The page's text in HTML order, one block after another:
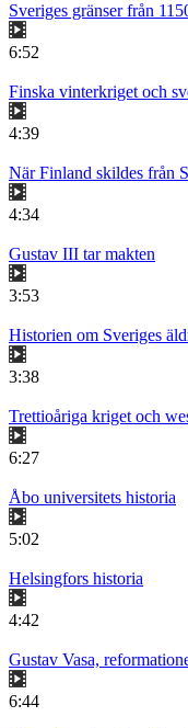
Sveriges gränser från
6:52
Finska vinterkriget och
4:39
När Finland skildes från
4:34
Gustav III tar makten
3:53
Historien om Sveriges
3:38
Trettioåriga kriget och
6:27
Åbo universitets historia
5:02
Helsingfors historia
4:42
Gustav Vasa,
6:44